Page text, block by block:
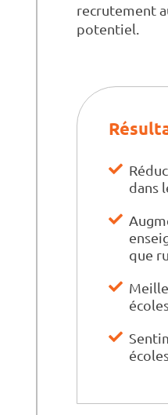
recrutement
potentiel.
dans
que